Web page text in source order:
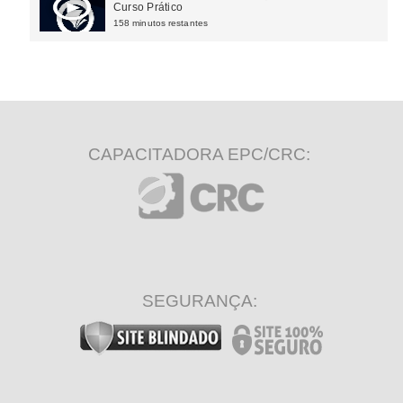
Curso Prático
158 minutos restantes
CAPACITADORA EPC/CRC:
SEGURANÇA: